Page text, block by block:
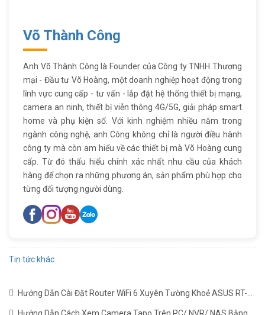
Võ Thành Công
Anh Võ Thành Công là Founder của Công ty TNHH Thương
mại - Đầu tư Võ Hoàng, một doanh nghiệp hoạt động trong
lĩnh vực cung cấp - tư vấn - lắp đặt hệ thống thiết bị mạng,
camera an ninh, thiết bị viễn thông 4G/5G, giải pháp smart
home và phụ kiện số. Với kinh nghiệm nhiều năm trong
ngành công nghệ, anh Công không chỉ là người điều hành
công ty mà còn am hiểu về các thiết bị mà Võ Hoàng cung
cấp. Từ đó thấu hiểu chính xác nhất nhu cầu của khách
hàng để chọn ra những phương án, sản phẩm phù hợp cho
từng đối tượng người dùng.
Tin tức khác
Hướng Dẫn Cài Đặt Router WiFi 6 Xuyên Tường Khoẻ ASUS RT-
AX1800HP Mới Nhất